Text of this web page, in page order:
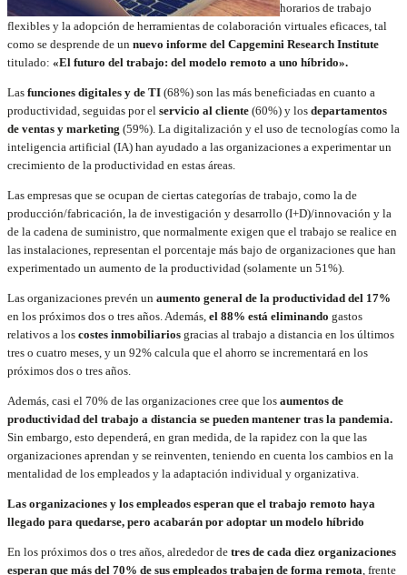
horarios de trabajo
flexibles y la adopción de herramientas de colaboración virtuales eficaces, tal
como se desprende de un nuevo informe del Capgemini Research Institute
titulado: «El futuro del trabajo: del modelo remoto a uno híbrido».
Las funciones digitales y de TI (68%) son las más beneficiadas en cuanto a
productividad, seguidas por el servicio al cliente (60%) y los departamentos
de ventas y marketing (59%). La digitalización y el uso de tecnologías como la
inteligencia artificial (IA) han ayudado a las organizaciones a experimentar un
crecimiento de la productividad en estas áreas.
Las empresas que se ocupan de ciertas categorías de trabajo, como la de
producción/fabricación, la de investigación y desarrollo (I+D)/innovación y la
de la cadena de suministro, que normalmente exigen que el trabajo se realice en
las instalaciones, representan el porcentaje más bajo de organizaciones que han
experimentado un aumento de la productividad (solamente un 51%).
Las organizaciones prevén un aumento general de la productividad del 17%
en los próximos dos o tres años. Además, el 88% está eliminando gastos
relativos a los costes inmobiliarios gracias al trabajo a distancia en los últimos
tres o cuatro meses, y un 92% calcula que el ahorro se incrementará en los
próximos dos o tres años.
Además, casi el 70% de las organizaciones cree que los aumentos de
productividad del trabajo a distancia se pueden mantener tras la pandemia.
Sin embargo, esto dependerá, en gran medida, de la rapidez con la que las
organizaciones aprendan y se reinventen, teniendo en cuenta los cambios en la
mentalidad de los empleados y la adaptación individual y organizativa.
Las organizaciones y los empleados esperan que el trabajo remoto haya
llegado para quedarse, pero acabarán por adoptar un modelo híbrido
En los próximos dos o tres años, alrededor de tres de cada diez organizaciones
esperan que más del 70% de sus empleados trabajen de forma remota , frente